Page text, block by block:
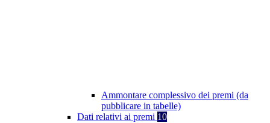
Ammontare complessivo dei premi (da
pubblicare in tabelle)
Dati relativi ai premi 10